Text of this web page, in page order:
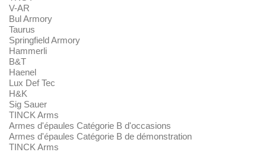
V-AR
Bul Armory
Taurus
Springfield Armory
Hammerli
B&T
Haenel
Lux Def Tec
H&K
Sig Sauer
TINCK Arms
Armes d'épaules Catégorie B d'occasions
Armes d'épaules Catégorie B de démonstration
TINCK Arms